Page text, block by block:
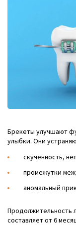
Брекеты улучшают
улыбки. Они
скученность,
промежутки
аномальный
Продолжительность
составляет от 6